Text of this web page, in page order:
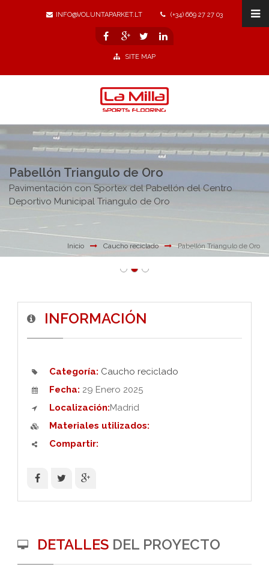
INFO@VOLUNTAPARKET.LT (+34) 669 27 27 03
SITE MAP
Pabellón Triangulo de Oro
Pavimentación con Sportex del Pabellón del Centro
Deportivo Municipal Triangulo de Oro
Inicio Caucho reciclado Pabellón Triangulo de Oro
INFORMACIÓN
Categoría: Caucho reciclado
Fecha: 29 Enero 2025
Localización:Madrid
Materiales utilizados:
Compartir:
DETALLES DEL PROYECTO